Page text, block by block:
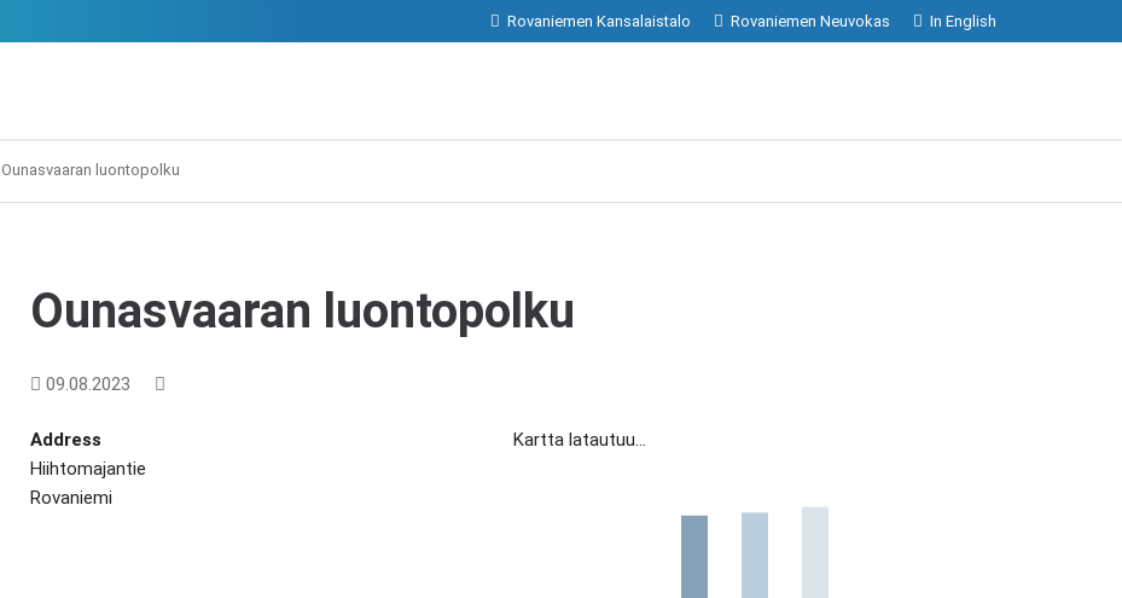
Rovaniemen Kansalaistalo Rovaniemen Neuvokas In English
Ounasvaaran luontopolku
Ounasvaaran luontopolku
09.08.2023
Kartta latautuu...
Address
Hiihtomajantie
Rovaniemi